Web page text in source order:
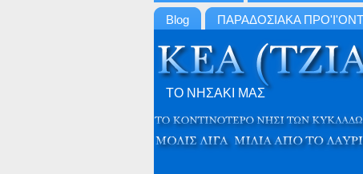
Blog ΠΑΡΑΔΟΣΙΑΚΑ
ΤΟ ΝΗΣΑΚΙ ΜΑΣ